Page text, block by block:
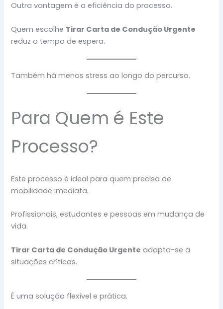
Outra vantagem é a eficiência do processo.
Quem escolhe Tirar Carta de Condução Urgente
reduz o tempo de espera.
Também há menos stress ao longo do percurso.
Para Quem é Este
Processo?
Este processo é ideal para quem precisa de
mobilidade imediata.
Profissionais, estudantes e pessoas em mudança de
vida.
Tirar Carta de Condução Urgente adapta-se a
situações críticas.
É uma solução flexível e prática.